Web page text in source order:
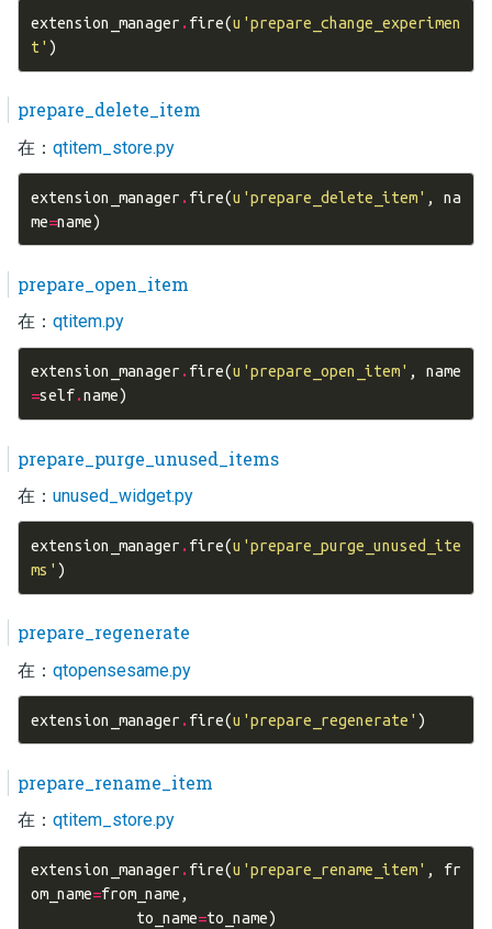
extension_manager .fire(u 'prepare_change_experimen
t' )
prepare_delete_item
在： qtitem_store.py
extension_manager .fire(u 'prepare_delete_item' ,
na
me=name)
prepare_open_item
在： qtitem.py
extension_manager .fire(u 'prepare_open_item' ,
name
=self.name)
prepare_purge_unused_items
在： unused_widget.py
extension_manager .fire(u 'prepare_purge_unused_ite
ms' )
prepare_regenerate
在： qtopensesame.py
extension_manager .fire(u 'prepare_regenerate' )
prepare_rename_item
在： qtitem_store.py
extension_manager .fire(u 'prepare_rename_item' ,
fr
om_name=from_name ,
to_name=to_name)